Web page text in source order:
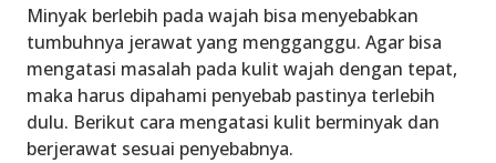
Minyak berlebih pada wajah bisa menyebabkan
tumbuhnya jerawat yang mengganggu. Agar bisa
mengatasi masalah pada kulit wajah dengan tepat,
maka harus dipahami penyebab pastinya terlebih
dulu. Berikut cara mengatasi kulit berminyak dan
berjerawat sesuai penyebabnya.